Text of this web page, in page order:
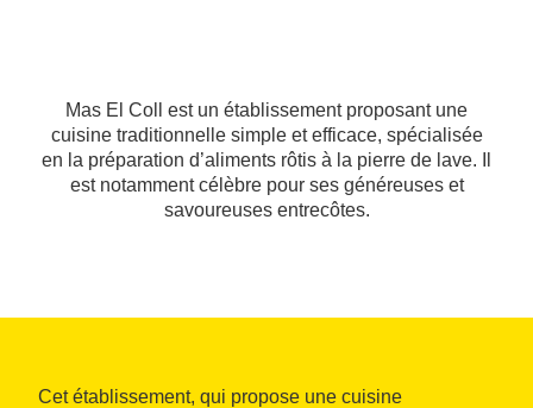
Mas El Coll est un établissement proposant une
cuisine traditionnelle simple et efficace, spécialisée
en la préparation d’aliments rôtis à la pierre de lave. Il
est notamment célèbre pour ses généreuses et
savoureuses entrecôtes.
Cet établissement, qui propose une cuisine